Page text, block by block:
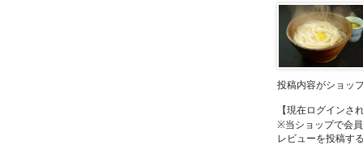
投稿内容がショッ
【現在ログインさ
※当ショップで会
レビューを投稿す